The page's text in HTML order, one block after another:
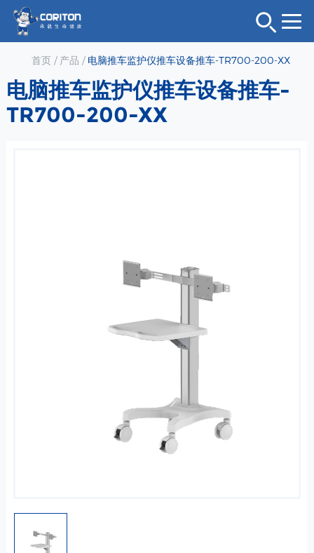
首页/ 产品 / 电脑推车监护仪推车设备推车-TR700-200-XX
电脑推车监护仪推车设备推车-
TR700-200-XX